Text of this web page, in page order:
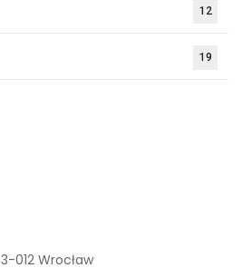
12
19
012 Wrocław